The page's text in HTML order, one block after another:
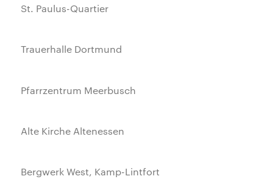
St. Paulus-Quartier
Trauerhalle Dortmund
Pfarrzentrum Meerbusch
Alte Kirche Altenessen
Bergwerk West, Kamp-Lintfort